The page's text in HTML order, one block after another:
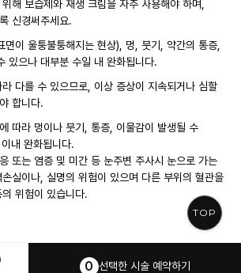
TOP
0 선택한 시술 예약하기
해 보습제와 재생 크림을 자주 사용해야 하며,
신경써주세요.
면이 울퉁불퉁해지는 현상), 멍, 붓기, 약간의 통증,
있으나 대부분 수일 내 완화됩니다.
다를 수 있으므로, 이상 증상이 지속되거나 심할
합니다.
따라 멍이나 붓기, 통증, 이물감이 발생될 수
내 완화됩니다.
또는 염증 및 미간 등 눈주변 주사시 눈으로 가는
실이나, 실명의 위험이 있으며 다른 부위의 혈관을
위험이 있습니다.